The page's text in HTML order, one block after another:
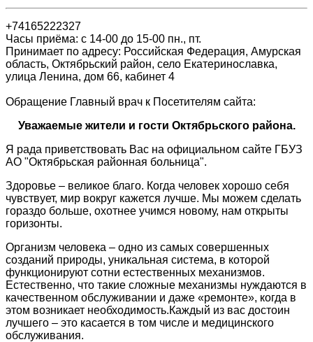
+74165222327
Часы приёма: с 14-00 до 15-00 пн., пт.
Принимает по адресу: Российская Федерация, Амурская
область, Октябрьский район, село Екатеринославка,
улица Ленина, дом 66, кабинет 4
Обращение Главный врач к Посетителям сайта:
Уважаемые жители и гости Октябрьского района.
Я рада приветствовать Вас на официальном сайте ГБУЗ
АО "Октябрьская районная больница".
Здоровье – великое благо. Когда человек хорошо себя
чувствует, мир вокруг кажется лучше. Мы можем сделать
гораздо больше, охотнее учимся новому, нам открыты
горизонты.
Организм человека – одно из самых совершенных
созданий природы, уникальная система, в которой
функционируют сотни естественных механизмов.
Естественно, что такие сложные механизмы нуждаются в
качественном обслуживании и даже «ремонте», когда в
этом возникает необходимость.Каждый из вас достоин
лучшего – это касается в том числе и медицинского
обслуживания.